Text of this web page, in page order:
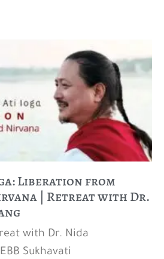
Liberation from
| Retreat with Dr.
with Dr. Nida
Sukhavati